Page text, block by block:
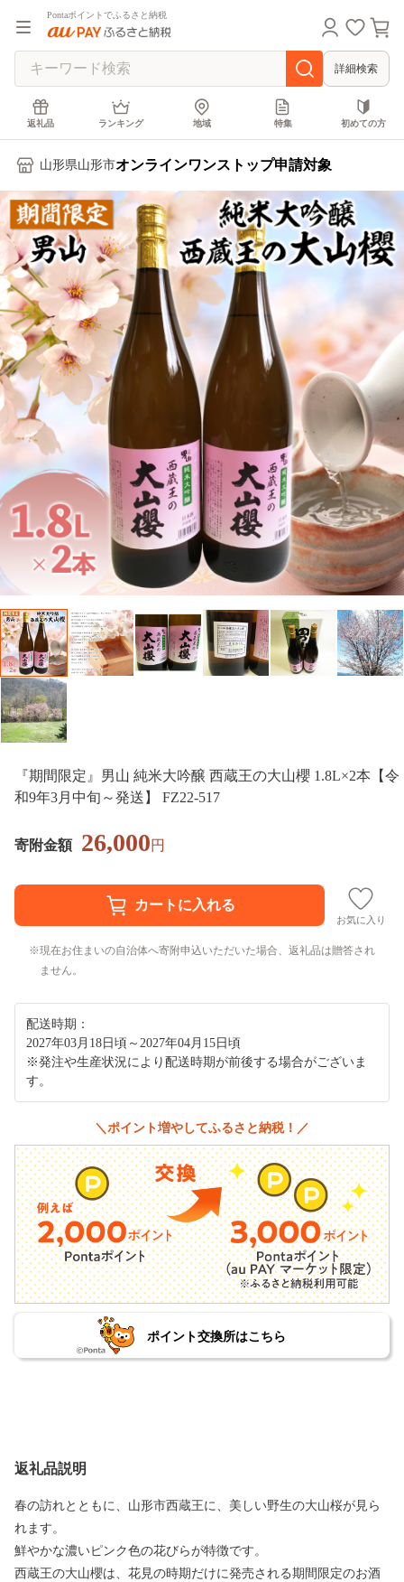
Pontaポイントでふるさと納税
詳細検索
返礼品 ランキング 地域 特集 初めての方
山形県山形市オンラインワンストップ申請対象
『期間限定』男山 純米大吟醸 西蔵王の大山櫻 1.8L×2本【令
和9年3月中旬～発送】 FZ22-517
寄附金額 26,000円
お気に入り
現在お住まいの自治体へ寄附申込いただいた場合、返礼品は贈答され
ません。
配送時期：
2027年03月18日頃～2027年04月15日頃
※発注や生産状況により配送時期が前後する場合がございま
す。
＼ポイント増やしてふるさと納税！／
ポイント交換所はこちら
返礼品説明
春の訪れとともに、山形市西蔵王に、美しい野生の大山桜が見ら
れます。
鮮やかな濃いピンク色の花びらが特徴です。
西蔵王の大山櫻は、花見の時期だけに発売される期間限定のお酒